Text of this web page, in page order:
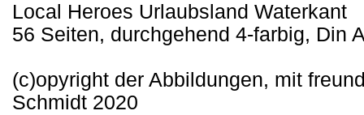
Local Heroes Urlaubsland Waterkant
56 Seiten, durchgehend 4-farbig, Din
(c)opyright der Abbildungen, mit
Schmidt 2020